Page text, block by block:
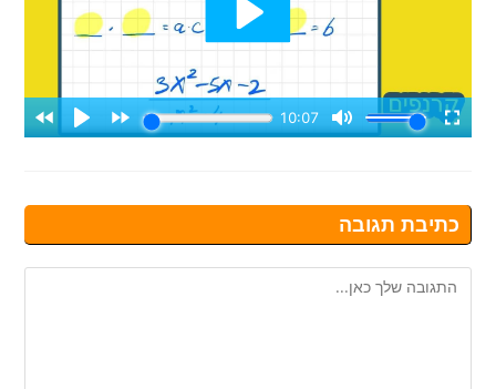
כתיבת תגובה